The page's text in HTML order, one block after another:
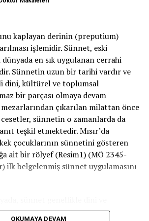
YAKALANANLARIN YÜZDE 95′İ
yüzde 95′inin sigara
Mete Kilciler, içilen sigara
kanserine yakalanma riskiyle doğru
Kilciler, “Hastalar sigarayı
bıraksalar bile mesane kanseri olma
Sigaranın bırakılması bu riski
lakin azaltmaktadır. Bu nedenden
korunmak için yapılacak en güzel
ve sigara içilen ortamlarda bulunup
düşmemektir. Günlük içilen sigara
yılların süresi ile mesane kanseri
Yani günde içilen sigara
ve sigara içilen yıllar ne kadar fazla
kaplayan derinin (preputium)
işlemidir. Sünnet, eski
en sık uygulanan cerrahi
Sünnetin uzun bir tarihi vardır ve
dini, kültürel ve toplumsal
bir parçası olmaya devam
çıkarılan milattan önce
sünnetin o zamanlarda da
teşkil etmektedir. Mısır’da
çocuklarının sünnetini gösteren
ait bir rölyef (Resim1) (MÖ 2345-
ilk belgelenmiş sünnet uygulamasını
uygulanır. Ancak bazı tıbbi
OKUMAYA DEVAM